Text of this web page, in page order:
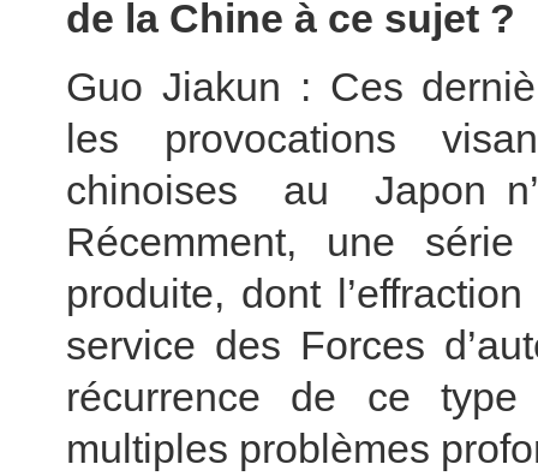
de la Chine à ce sujet ?
Guo Jiakun : Ces
les provocations
chinoises au Japon
Récemment, une série
produite, dont
service des Forces
récurrence de ce type
multiples problèmes